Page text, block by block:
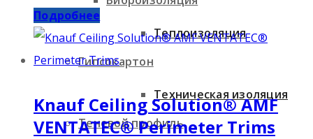
Гипсокартон
Теневой профиль
Теплоизоляция
Техническая изоляция
Подробнее
Knauf Ceiling Solution® AMF
VENTATEC® Perimeter Trims